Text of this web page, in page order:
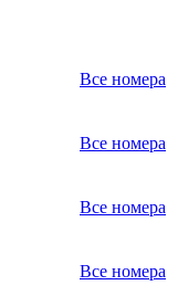
Все номера
Все номера
Все номера
Все номера